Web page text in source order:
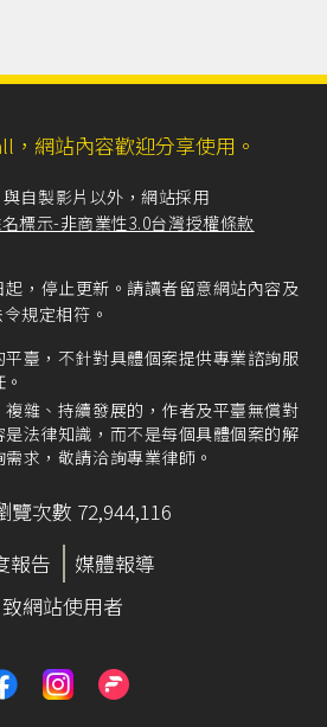
，網站內容歡迎分享使用。
自製影片以外，網站採用
標示-非商業性3.0台灣授權條款
，停止更新。請讀者留意網站內容及
規定相符。
臺，不針對具體個案提供專業諮詢服
雜、持續發展的，作者及平臺無償對
法律知識，而不是每個具體個案的解
求，敬請洽詢專業律師。
覽次數 72,944,116
報告
媒體報導
致網站使用者